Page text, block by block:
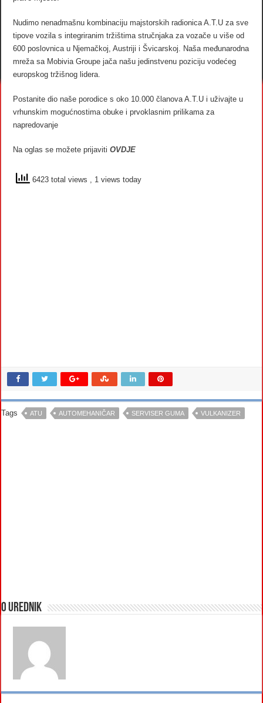
Nudimo nenadmašnu kombinaciju majstorskih radionica A.T.U za sve
tipove vozila s integriranim tržištima stručnjaka za vozače u više od
600 poslovnica u Njemačkoj, Austriji i Švicarskoj. Naša međunarodna
mreža sa Mobivia Groupe jača našu jedinstvenu poziciju vodećeg
europskog tržišnog lidera.
Postanite dio naše porodice s oko 10.000 članova A.T.U i uživajte u
vrhunskim mogućnostima obuke i prvoklasnim prilikama za
napredovanje
Na oglas se možete prijavitiOVDJE
6423 total views , 1 views today
Tags ATU AUTOMEHANIČAR SERVISER GUMA VULKANIZER
O urednik